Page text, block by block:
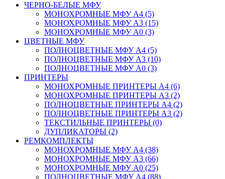
ЧЕРНО-БЕЛЫЕ МФУ
МОНОХРОМНЫЕ МФУ А4 (5)
МОНОХРОМНЫЕ МФУ А3 (15)
МОНОХРОМНЫЕ МФУ А0 (3)
ЦВЕТНЫЕ МФУ
ПОЛНОЦВЕТНЫЕ МФУ А4 (5)
ПОЛНОЦВЕТНЫЕ МФУ А3 (10)
ПОЛНОЦВЕТНЫЕ МФУ А0 (3)
ПРИНТЕРЫ
МОНОХРОМНЫЕ ПРИНТЕРЫ А4 (6)
МОНОХРОМНЫЕ ПРИНТЕРЫ А3 (2)
ПОЛНОЦВЕТНЫЕ ПРИНТЕРЫ А4 (2)
ПОЛНОЦВЕТНЫЕ ПРИНТЕРЫ А3 (2)
ТЕКСТИЛЬНЫЕ ПРИНТЕРЫ (0)
ДУПЛИКАТОРЫ (2)
РЕМКОМПЛЕКТЫ
МОНОХРОМНЫЕ МФУ А4 (38)
МОНОХРОМНЫЕ МФУ А3 (66)
МОНОХРОМНЫЕ МФУ А0 (25)
ПОЛНОЦВЕТНЫЕ МФУ А4 (88)